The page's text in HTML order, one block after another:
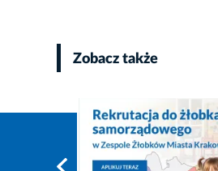
Zobacz także